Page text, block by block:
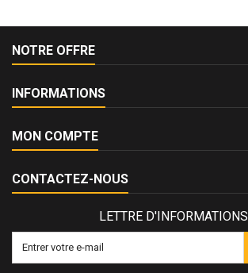
NOTRE OFFRE
INFORMATIONS
MON COMPTE
CONTACTEZ-NOUS
LETTRE D'INFORMATIONS